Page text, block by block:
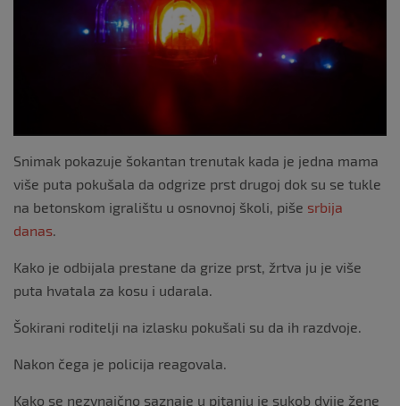
k
Snimak pokazuje šokantan trenutak kada je jedna mama
više puta pokušala da odgrize prst drugoj dok su se tukle
na betonskom igralištu u osnovnoj školi, piše srbija
danas.
Kako je odbijala prestane da grize prst, žrtva ju je više
puta hvatala za kosu i udarala.
Šokirani roditelji na izlasku pokušali su da ih razdvoje.
Nakon čega je policija reagovala.
Kako se nezvnaično saznaje u pitanju je sukob dvije žene